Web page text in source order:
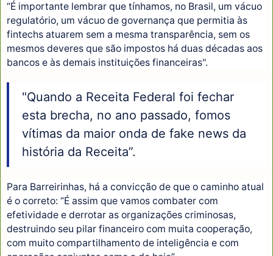
“É importante lembrar que tínhamos, no Brasil, um vácuo
regulatório, um vácuo de governança que permitia às
fintechs atuarem sem a mesma transparência, sem os
mesmos deveres que são impostos há duas décadas aos
bancos e às demais instituições financeiras".
"Quando a Receita Federal foi fechar
esta brecha, no ano passado, fomos
vítimas da maior onda de fake news da
história da Receita”.
Para Barreirinhas, há a convicção de que o caminho atual
é o correto: “É assim que vamos combater com
efetividade e derrotar as organizações criminosas,
destruindo seu pilar financeiro com muita cooperação,
com muito compartilhamento de inteligência e com